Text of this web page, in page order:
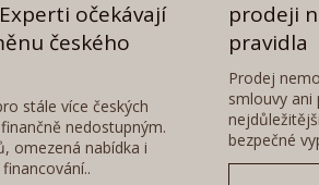
očekávají
českého
stále více českých
nedostupným.
omezená nabídka i
prodeji
pravidla
Prodej
smlouvy ani
bezpečné